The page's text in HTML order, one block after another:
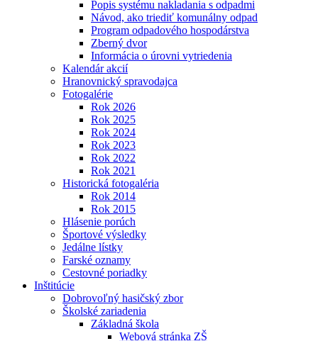
Popis systému nakladania s odpadmi
Návod, ako triediť komunálny odpad
Program odpadového hospodárstva
Zberný dvor
Informácia o úrovni vytriedenia
Kalendár akcií
Hranovnický spravodajca
Fotogalérie
Rok 2026
Rok 2025
Rok 2024
Rok 2023
Rok 2022
Rok 2021
Historická fotogaléria
Rok 2014
Rok 2015
Hlásenie porúch
Športové výsledky
Jedálne lístky
Farské oznamy
Cestovné poriadky
Inštitúcie
Dobrovoľný hasičský zbor
Školské zariadenia
Základná škola
Webová stránka ZŠ